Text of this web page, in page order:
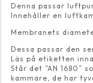
Denna passar
Innehåller en
Membranets
Dessa passar den
Läs på etiketten
Står det ”AN 1680”
kammare, de har